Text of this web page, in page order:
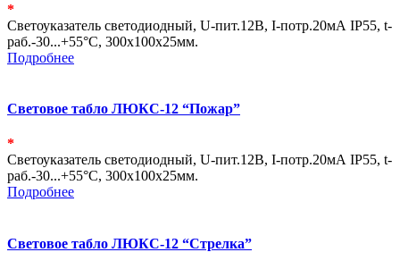
*
Светоуказатель светодиодный, U-пит.12В, I-потр.20мА IP55, t-
раб.-30...+55°С, 300х100х25мм.
Подробнее
Световое табло ЛЮКС-12 “Пожар”
*
Светоуказатель светодиодный, U-пит.12В, I-потр.20мА IP55, t-
раб.-30...+55°С, 300х100х25мм.
Подробнее
Световое табло ЛЮКС-12 “Стрелка”